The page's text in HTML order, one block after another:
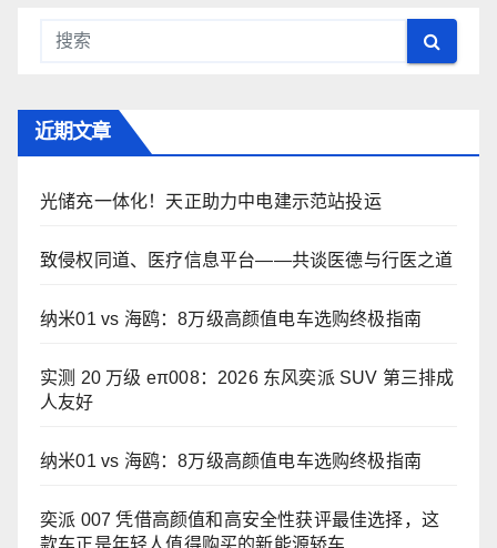
近期文章
光储充一体化！天正助力中电建示范站投运
致侵权同道、医疗信息平台——共谈医德与行医之道
纳米01 vs 海鸥：8万级高颜值电车选购终极指南
实测 20 万级 eπ008：2026 东风奕派 SUV 第三排成
人友好
纳米01 vs 海鸥：8万级高颜值电车选购终极指南
奕派 007 凭借高颜值和高安全性获评最佳选择，这